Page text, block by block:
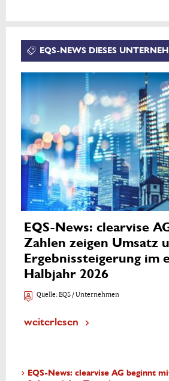
EQS-NEWS DIESES
EQS-News: clearvise
Zahlen zeigen Umsatz
Ergebnissteigerung im
Halbjahr 2026
Quelle:EQS / Unternehmen
weiterlesen
EQS-News: clearvise AG beginnt